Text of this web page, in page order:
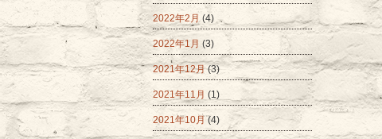
2022年2月(4)
2022年1月 (3)
2021年12月(3)
2021年11月 (1)
2021年10月(4)